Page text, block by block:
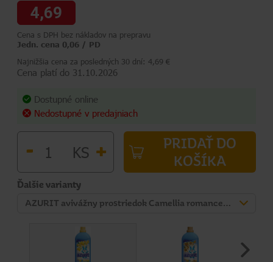
4,69
Cena s DPH bez nákladov na prepravu
Jedn. cena 0,06 / PD
Najnižšia cena za posledných 30 dní: 4,69 €
Cena platí do 31.10.2026
Dostupné online
Nedostupné v predajniach
- KS +
PRIDAŤ DO
KOŠÍKA
Ďalšie varianty
AZURIT avivážny prostriedok Camellia romance 74 dávok/1628 ml